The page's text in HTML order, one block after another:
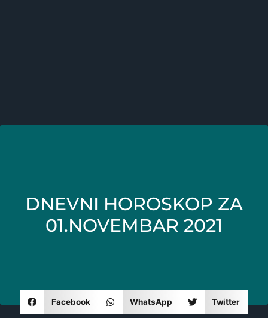
DNEVNI HOROSKOP ZA
01.NOVEMBAR 2021
Facebook WhatsApp Twitter